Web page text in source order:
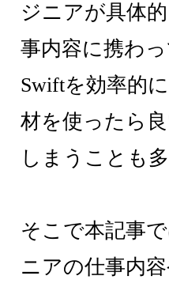
ジニアが具体
事内容に携わっ
Swiftを効率的
材を使ったら
しまうことも
そこで本記事
ニアの仕事内